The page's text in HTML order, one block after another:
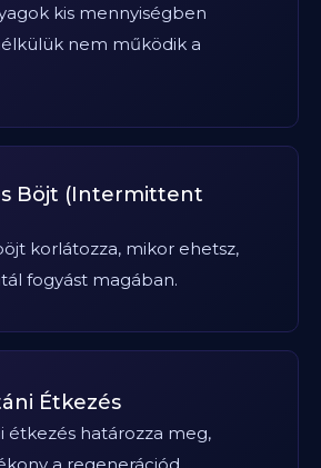
kis mennyiségben
nem működik a
Böjt (Intermittent
korlátozza, mikor ehetsz,
fogyást magában.
Étkezés
étkezés határozza meg,